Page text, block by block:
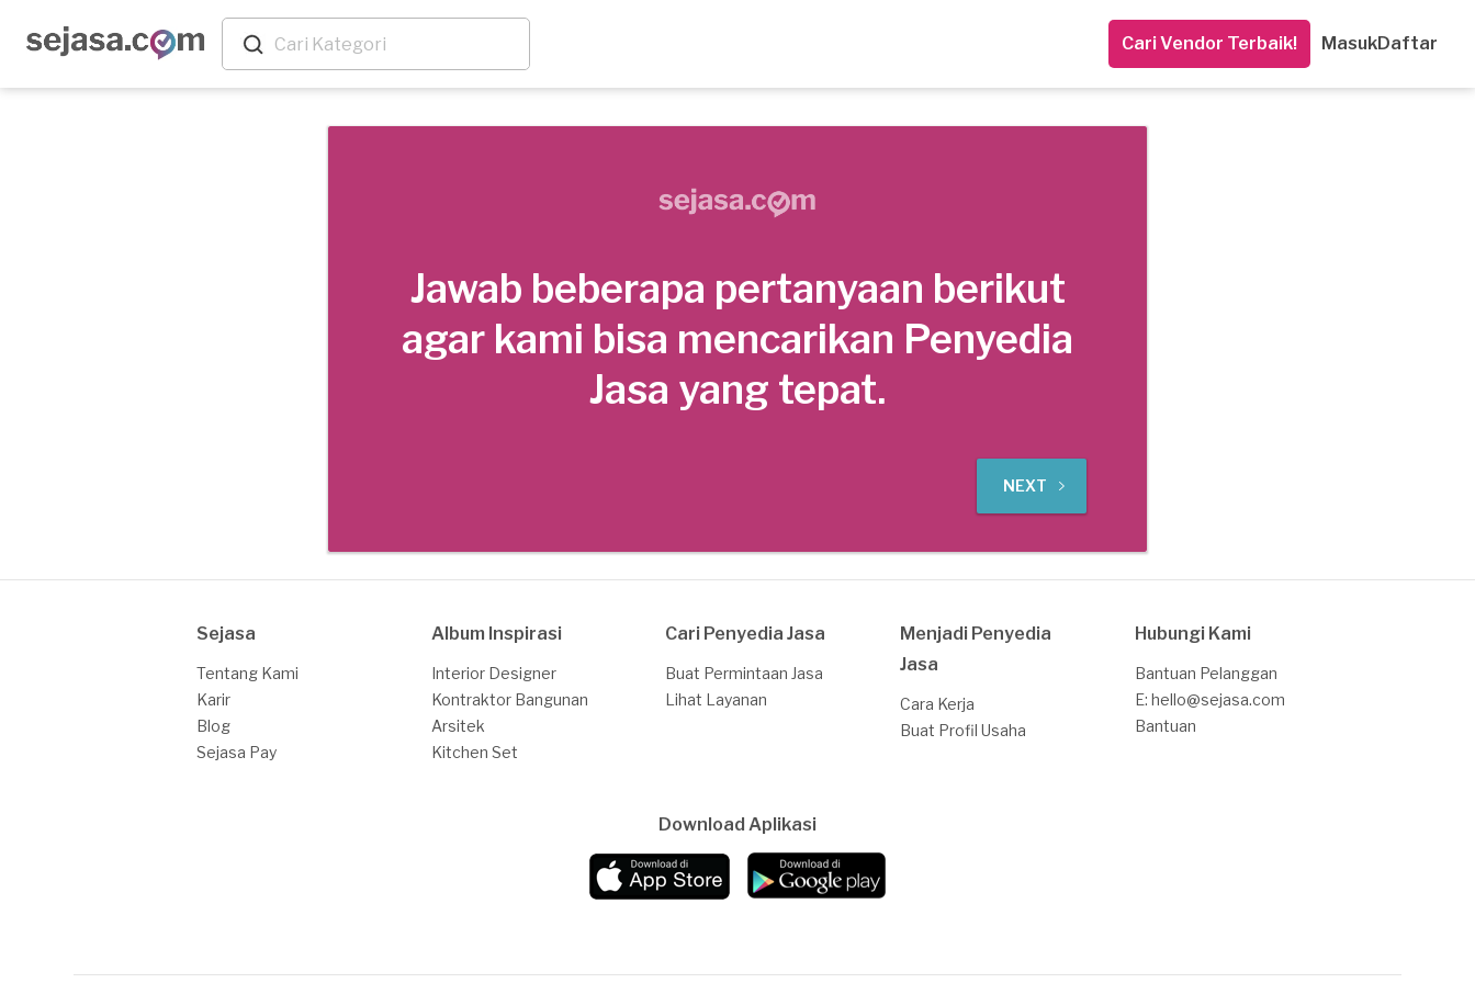
Cari Vendor Terbaik! MasukDaftar
Jawab beberapa pertanyaan berikut
agar kami bisa mencarikan Penyedia
Jasa yang tepat.
NEXT
Sejasa
Tentang Kami
Karir
Blog
Sejasa Pay
Album Inspirasi
Interior Designer
Kontraktor Bangunan
Arsitek
Kitchen Set
Cari Penyedia Jasa
Buat Permintaan Jasa
Lihat Layanan
Menjadi Penyedia
Jasa
Cara Kerja
Buat Profil Usaha
Hubungi Kami
Bantuan Pelanggan
E: hello@sejasa.com
Bantuan
Download Aplikasi